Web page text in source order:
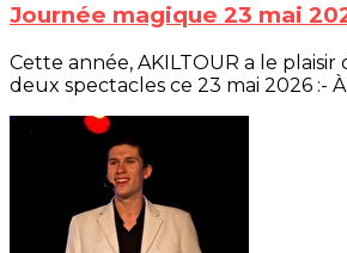
Journée magique 23 mai
Cette année, AKILTOUR a le
deux spectacles ce 23 mai 2026 :- À